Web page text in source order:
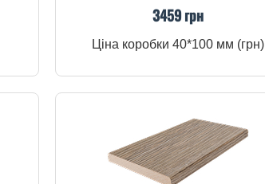
3459 грн
Ціна коробки 40*100 мм (грн)